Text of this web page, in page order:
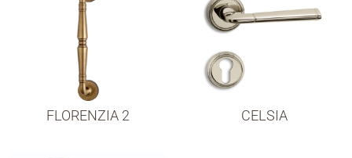
FLORENZIA 2 CELSIA